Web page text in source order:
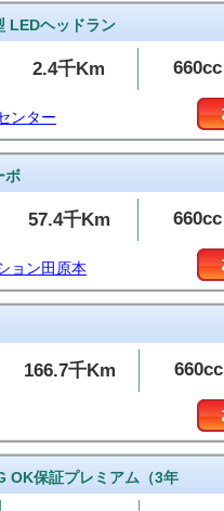
LEDヘッドラン
2.4千Km 660cc
ンター
ボ
57.4千Km 660cc
ョン田原本
166.7千Km 660cc
OK保証プレミアム（3年